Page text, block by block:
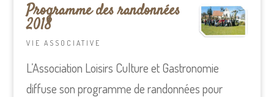
Programme des randonnées
2018
VIE ASSOCIATIVE
L’Association Loisirs Culture et Gastronomie
diffuse son programme de randonnées pour